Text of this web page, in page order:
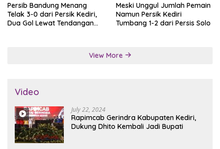
Persib Bandung Menang
Telak 3-0 dari Persik Kediri,
Dua Gol Lewat Tendangan
Meski Unggul Jumlah Pemain
Namun Persik Kediri
Tumbang 1-2 dari Persis Solo
View More
Video
July 22, 2024
Rapimcab Gerindra Kabupaten Kediri,
Dukung Dhito Kembali Jadi Bupati